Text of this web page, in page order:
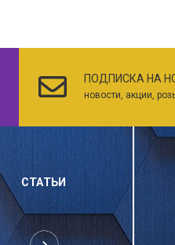
ПОДПИСКА НА
новости, акции,
СТАТЬИ